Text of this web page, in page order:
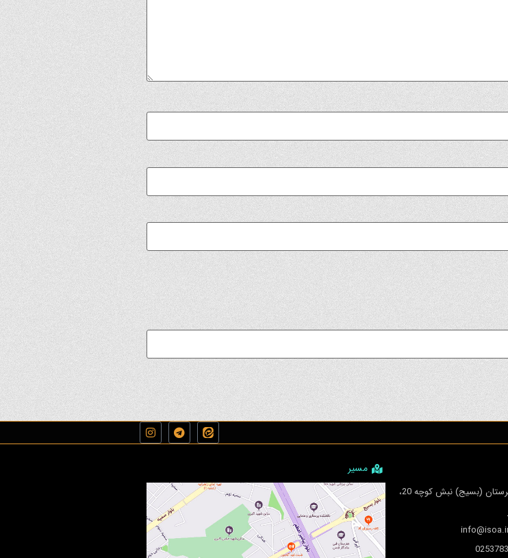
نشانی: قم، بلوار هنرستان (بسیج) نبش کوچه 20،
مسیر